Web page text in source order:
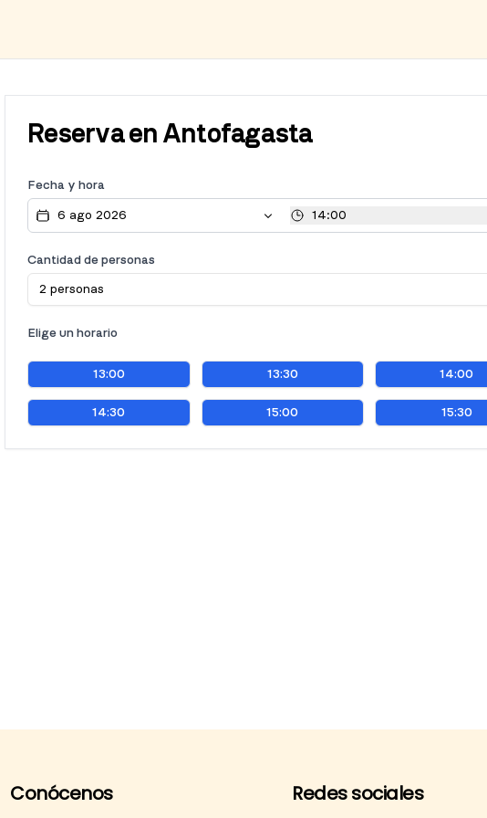
Conócenos Redes sociales